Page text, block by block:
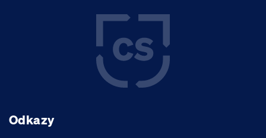
Odkazy